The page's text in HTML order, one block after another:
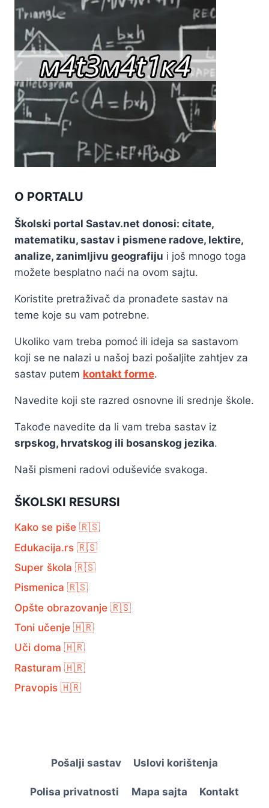
O PORTALU
Školski portal Sastav.net donosi: citate,
matematiku, sastav i pismene radove, lektire,
analize, zanimljivu geografiju i još mnogo toga
možete besplatno naći na ovom sajtu.
Koristite pretraživač da pronađete sastav na
teme koje su vam potrebne.
Ukoliko vam treba pomoć ili ideja sa sastavom
koji se ne nalazi u našoj bazi pošaljite zahtjev za
sastav putem kontakt forme.
Navedite koji ste razred osnovne ili srednje škole.
Takođe navedite da li vam treba sastav iz
srpskog, hrvatskog ili bosanskog jezika.
Naši pismeni radovi oduševiće svakoga.
ŠKOLSKI RESURSI
Kako se piše 🇷🇸
Edukacija.rs 🇷🇸
Super škola 🇷🇸
Pismenica 🇷🇸
Opšte obrazovanje 🇷🇸
Toni učenje 🇭🇷
Uči doma 🇭🇷
Rasturam 🇭🇷
Pravopis 🇭🇷
Pošalji sastav Uslovi korištenja
Polisa privatnosti Mapa sajta Kontakt